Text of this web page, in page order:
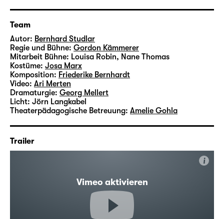
Team
Autor: Bernhard Studlar
Regie und Bühne: Gordon Kämmerer
Mitarbeit Bühne: Louisa Robin, Nane Thomas
Kostüme: Josa Marx
Komposition: Friederike Bernhardt
Video: Ari Merten
Dramaturgie: Georg Mellert
Licht: Jörn Langkabel
Theaterpädagogische Betreuung: Amelie Gohla
Trailer
Vimeo aktivieren
i